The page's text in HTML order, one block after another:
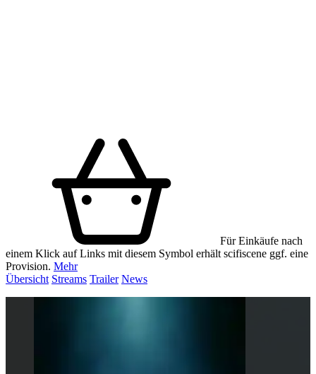
Für Einkäufe nach
einem Klick auf Links mit diesem Symbol erhält scifiscene ggf. eine
Provision. Mehr
Übersicht Streams Trailer News